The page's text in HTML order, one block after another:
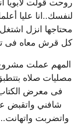
روحت قولت لابويا
لنفسك..انا عليا
محتاجها انزل
كل قرش معاه فى
المهم عملت
مصليات صلاه
فى معرض
واتضربت